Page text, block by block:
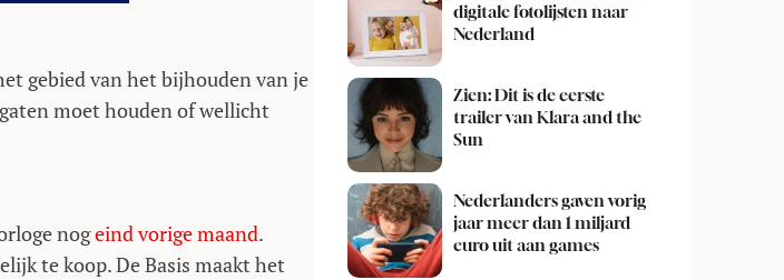
gebied van het bijhouden van je
moet houden of wellicht
nogeind vorige maand.
te koop. De Basis maakt het
digitale fotolijsten naar
Nederland
Zien: Dit is de eerste
trailer van Klara and the
Sun
Nederlanders gaven vorig
jaar meer dan 1 miljard
euro uit aan games